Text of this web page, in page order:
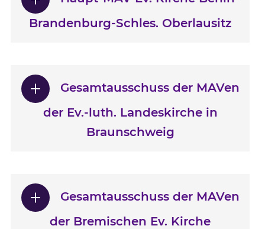
Brandenburg-Schles. Oberlausitz
Gesamtausschuss der MAVen
der Ev.-luth. Landeskirche in
Braunschweig
Gesamtausschuss der MAVen
der Bremischen Ev. Kirche